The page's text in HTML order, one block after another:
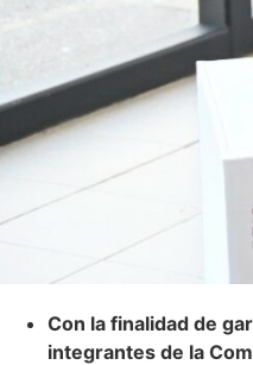
Con la finalidad de
integrantes de la